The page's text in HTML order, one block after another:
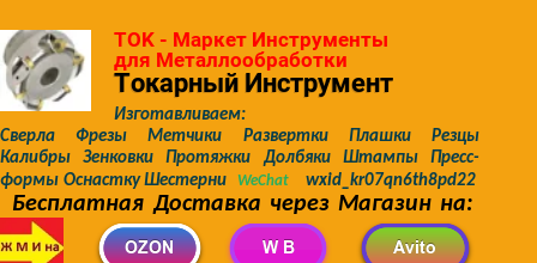
TOK - Маркет Инструменты
для Металлообработки
Токарный Инструмент
Изготавливаем:
Сверла Фрезы Метчики Развертки Плашки Резцы
Калибры Зенковки Протяжки Долбяки Штампы Пресс-
формы Оснастку Шестерни
WeChat wxid_kr07qn6th8pd22
Бесплатная Доставка через Магазин на: